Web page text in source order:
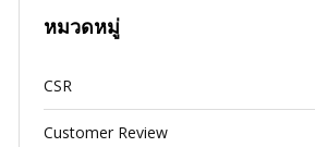
หมวดหมู่
CSR
Customer Review